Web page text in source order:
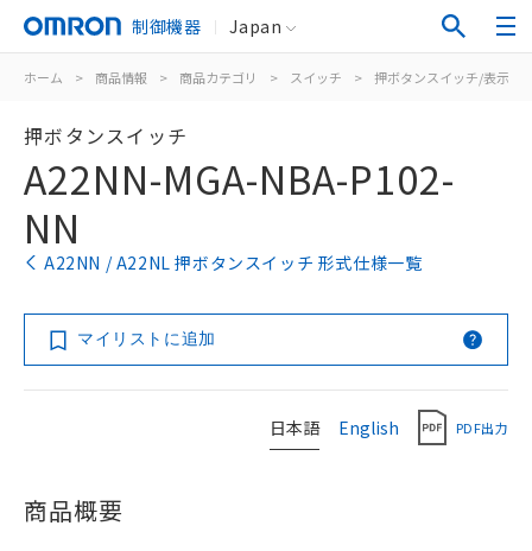
制御機器 Japan
ホーム > 商品情報 > 商品カテゴリ > スイッチ > 押ボタンスイッチ/表示灯
押ボタンスイッチ
A22NN-MGA-NBA-P102-
NN
A22NN / A22NL 押ボタンスイッチ 形式仕様一覧
マイリストに追加
日本語 English PDF出力
商品概要